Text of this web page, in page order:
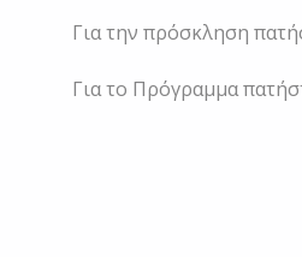
Για την πρόσκληση
Για το Πρόγραμμα